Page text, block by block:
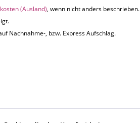
(Ausland), wenn nicht anders beschrieben.
Nachnahme-, bzw. Express Aufschlag.